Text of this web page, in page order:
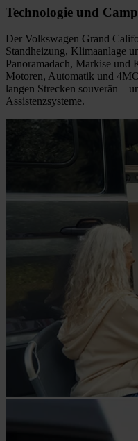
Technologie und
Der Volkswagen Grand
Standheizung, Klimaanlage
Panoramadach, Markise
Motoren, Automatik und
langen Strecken souverän –
Assistenzsysteme.